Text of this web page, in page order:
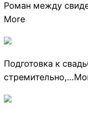
Роман между
More
Подготовка к